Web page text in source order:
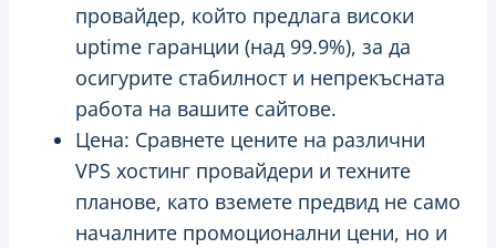
провайдер, който предлага високи
uptime гаранции (над 99.9%), за да
осигурите стабилност и непрекъсната
работа на вашите сайтове.
Цена: Сравнете цените на различни
VPS хостинг провайдери и техните
планове, като вземете предвид не само
началните промоционални цени, но и